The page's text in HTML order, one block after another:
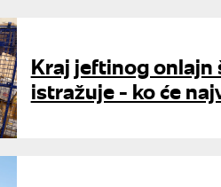
Kraj jeftinog onlajn
istražuje - ko će